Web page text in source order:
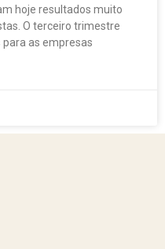
hoje resultados muito
O terceiro trimestre
as empresas